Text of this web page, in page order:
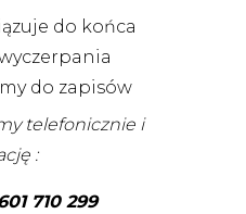
do końca
do zapisów
telefonicznie i
:
710 299